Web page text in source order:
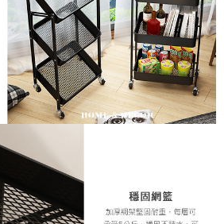
消欲退款等相關疑問，請聯繫「AFTEE先享後付
support/home
限公司提供之「AFTEE先享後付」服務完成之交
內提供個人資料，並將交易相關給付款項請求債
司。
，請瀏覽以下網址：
得法定代理人或監護人之同意方可使用
經同意申辦者引起之損失，本公司不負相關責
」時，將依據個別帳號之用戶狀況，依本公司即
若仍有額度不足之情形，本公司將視審查結果
使用他人資訊註冊。若發現惡意使用之情形，